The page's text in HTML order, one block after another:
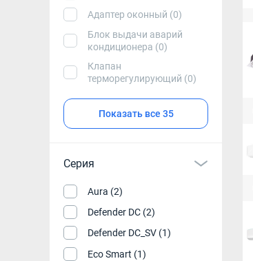
Адаптер оконный (0)
Блок выдачи аварий
кондиционера (0)
Клапан
терморегулирующий (0)
Показать все 35
Серия
Aura (2)
Defender DC (2)
Defender DC_SV (1)
Eco Smart (1)